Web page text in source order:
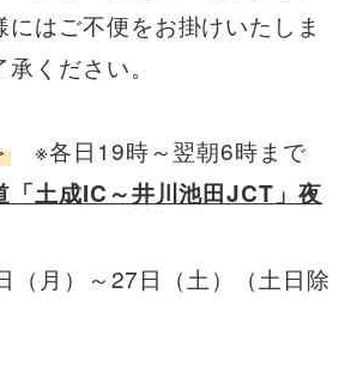
運行情報
・Q&A
日本JRバスについて
にはご不便をお掛けいたしま
ください。
※各日19時～翌朝6時まで
「土成IC～井川池田JCT」夜
（月）～27日（土）（土日除